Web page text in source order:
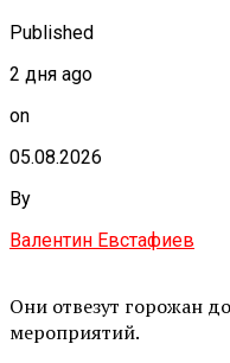
Published
2 дня ago
on
05.08.2026
By
Валентин Евстафиев
Они отвезут горожан
мероприятий.